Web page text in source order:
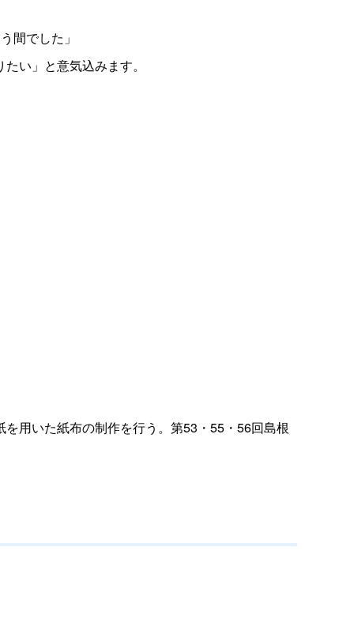
間でした」
い」と意気込みます。
用いた紙布の制作を行う。第53・55・56回島根